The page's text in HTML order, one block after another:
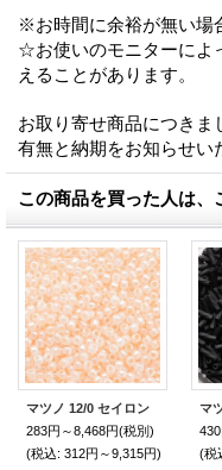
※お時間に余裕が無い場
☆お使いのモニターによ
えることがあります。
お取り寄せ商品につき
有無と納期をお知らせい
この商品を買った人は
マツノ 12/0 セイロン
283円～8,468円(税別)
(税込: 312円～9,315円)
(税